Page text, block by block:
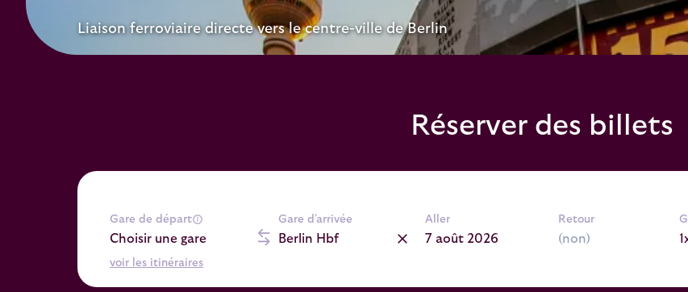
Liaison ferroviaire directe vers le centre-ville de Berlin
Réserver des billets
Gare de départ
Choisir une gare
Gare d'arrivée
Berlin Hbf
Aller Retour
voir les itinéraires